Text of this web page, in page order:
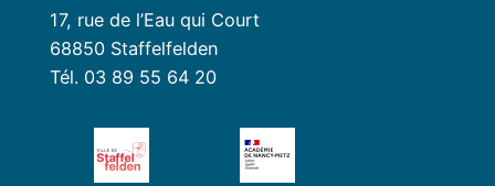
17, rue de l’Eau qui Court
68850 Staffelfelden
Tél. 03 89 55 64 20